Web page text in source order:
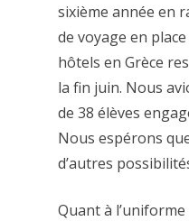
sixième année en
de voyage en
hôtels en Grèce
la fin juin. Nous
de 38 élèves
Nous espérons
d’autres
Quant à l’uniforme